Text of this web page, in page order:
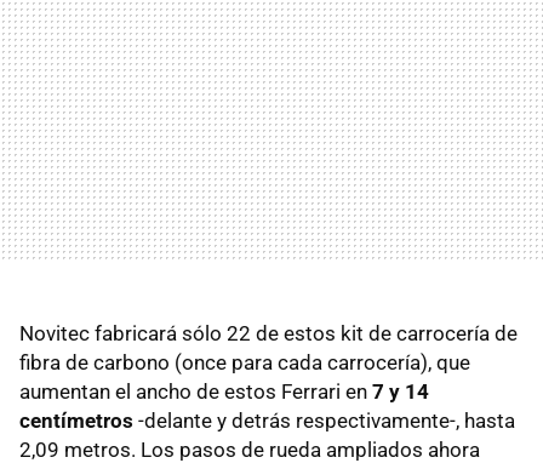
Novitec fabricará sólo 22 de estos kit de carrocería de
fibra de carbono (once para cada carrocería), que
aumentan el ancho de estos Ferrari en 7 y 14
centímetros -delante y detrás respectivamente-, hasta
2,09 metros. Los pasos de rueda ampliados ahora